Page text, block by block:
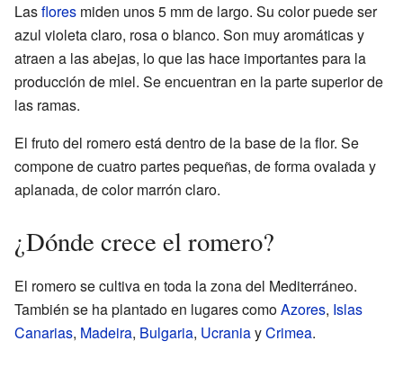
Lasflores miden unos 5 mm de largo. Su color puede ser
azul violeta claro, rosa o blanco. Son muy aromáticas y
atraen a las abejas, lo que las hace importantes para la
producción de miel. Se encuentran en la parte superior de
las ramas.
El fruto del romero está dentro de la base de la flor. Se
compone de cuatro partes pequeñas, de forma ovalada y
aplanada, de color marrón claro.
¿Dónde crece el romero?
El romero se cultiva en toda la zona del Mediterráneo.
También se ha plantado en lugares comoAzores, Islas
Canarias, Madeira, Bulgaria, UcraniayCrimea.